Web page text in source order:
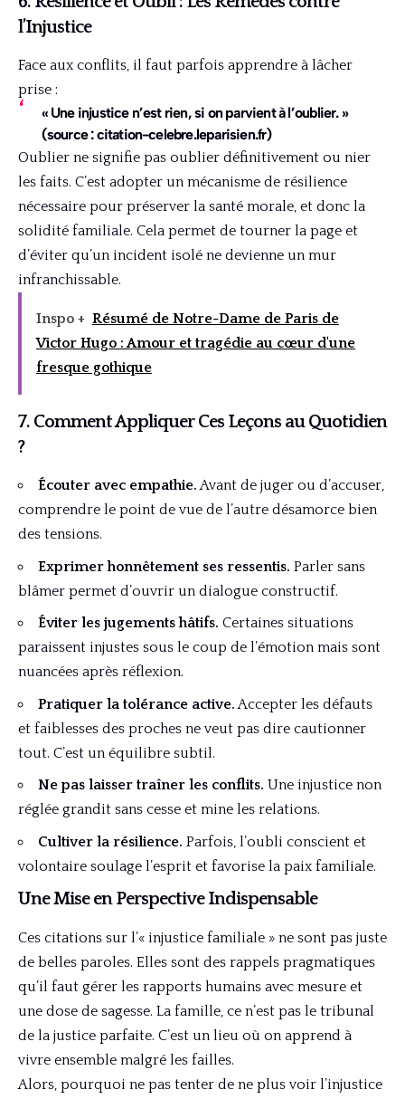
l’Injustice
Face aux conflits, il faut parfois apprendre à lâcher
prise :
« Une injustice n’est rien, si on parvient à l’oublier. »
(source : citation-celebre.leparisien.fr)
Oublier ne signifie pas oublier définitivement ou nier
les faits. C’est adopter un mécanisme de résilience
nécessaire pour préserver la santé morale, et donc la
solidité familiale. Cela permet de tourner la page et
d’éviter qu’un incident isolé ne devienne un mur
infranchissable.
Inspo + Résumé de Notre-Dame de Paris de
Victor Hugo : Amour et tragédie au cœur d'une
fresque gothique
7. Comment Appliquer Ces Leçons au Quotidien
?
Écouter avec empathie.Avant de juger ou d’accuser,
comprendre le point de vue de l’autre désamorce bien
des tensions.
Exprimer honnêtement ses ressentis. Parler sans
blâmer permet d’ouvrir un dialogue constructif.
Éviter les jugements hâtifs. Certaines situations
paraissent injustes sous le coup de l’émotion mais sont
nuancées après réflexion.
Pratiquer la tolérance active.Accepter les défauts
et faiblesses des proches ne veut pas dire cautionner
tout. C’est un équilibre subtil.
Ne pas laisser traîner les conflits. Une injustice non
réglée grandit sans cesse et mine les relations.
Cultiver la résilience. Parfois, l’oubli conscient et
volontaire soulage l’esprit et favorise la paix familiale.
Une Mise en Perspective Indispensable
Ces citations sur l’« injustice familiale » ne sont pas juste
de belles paroles. Elles sont des rappels pragmatiques
qu’il faut gérer les rapports humains avec mesure et
une dose de sagesse. La famille, ce n’est pas le tribunal
de la justice parfaite. C’est un lieu où on apprend à
vivre ensemble malgré les failles.
Alors, pourquoi ne pas tenter de ne plus voir l’injustice